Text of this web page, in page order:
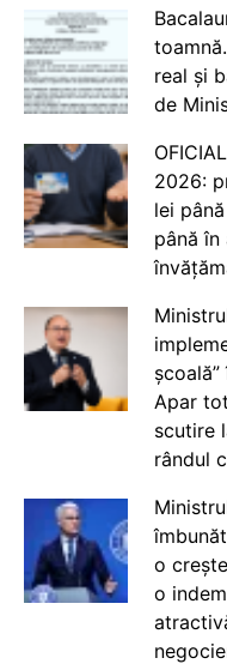
real și
de
2026:
lei
până în
Apar
scutire
rândul
o
o